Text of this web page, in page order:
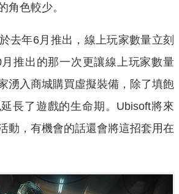
角色較少。
去年6月推出，線上玩家數量立刻
推出的那一次更讓線上玩家數量
湧入商城購買虛擬裝備，除了填飽
長了遊戲的生命期。Ubisoft將來
動，有機會的話還會將這招套用在